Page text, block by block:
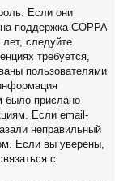
Если они
поддержка COPPA
следуйте
требуется,
пользователями
было прислано
Если email-
неправильный
Если вы уверены,
с